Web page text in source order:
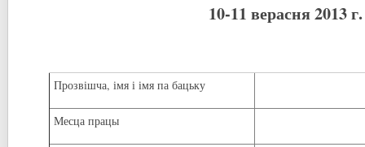
10-11 верасня2013 г.
Прозвішча, імя і імя па бацьку
Месца працы